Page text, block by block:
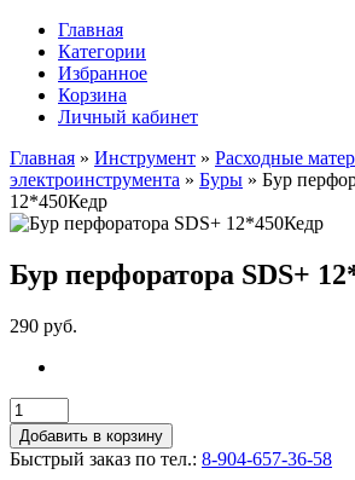
Главная
Категории
Избранное
Корзина
Личный кабинет
Главная » Инструмент » Расходные
электроинструмента » Буры » Бур
12*450Кедр
Бур перфоратора SDS+
290 руб.
Добавить в корзину
Быстрый заказ по тел.: 8-904-657-36-58